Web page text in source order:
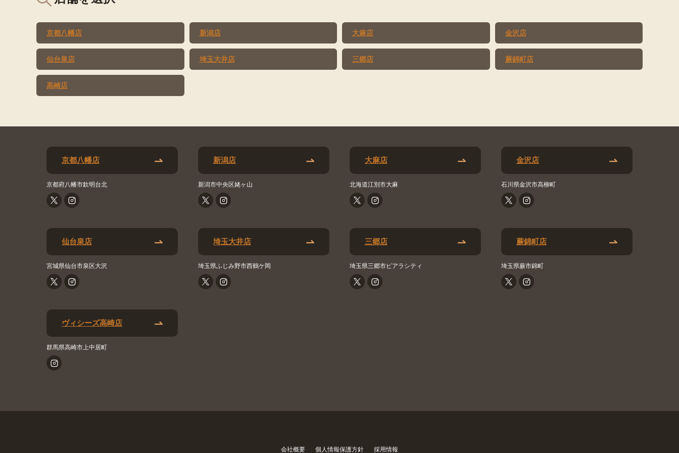
京都八幡店 新潟店 大麻店 金沢店
仙台泉店 埼玉大井店 三郷店 蕨錦町店
高崎店
京都八幡店
京都府八幡市欽明台北
新潟店
新潟市中央区姥ヶ山
大麻店
北海道江別市大麻
金沢店
石川県金沢市高柳町
仙台泉店
宮城県仙台市泉区大沢
埼玉大井店
埼玉県ふじみ野市西鶴ケ岡
三郷店
埼玉県三郷市ピアラシティ
蕨錦町店
埼玉県蕨市錦町
ヴィシーズ高崎店
群馬県高崎市上中居町
会社概要 個人情報保護方針 採用情報